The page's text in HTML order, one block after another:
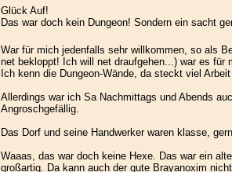
Glück Auf!
Das war doch kein Dungeon! Sondern ein sacht
War für mich jedenfalls sehr willkommen, so als
net bekloppt! Ich will net draufgehen...) war es für
Ich kenn die Dungeon-Wände, da steckt viel Arbeit
Allerdings war ich Sa Nachmittags und Abends
Angroschgefällig.
Das Dorf und seine Handwerker waren klasse,
Waaas, das war doch keine Hexe. Das war ein
großartig. Da kann auch der gute Brayanoxim